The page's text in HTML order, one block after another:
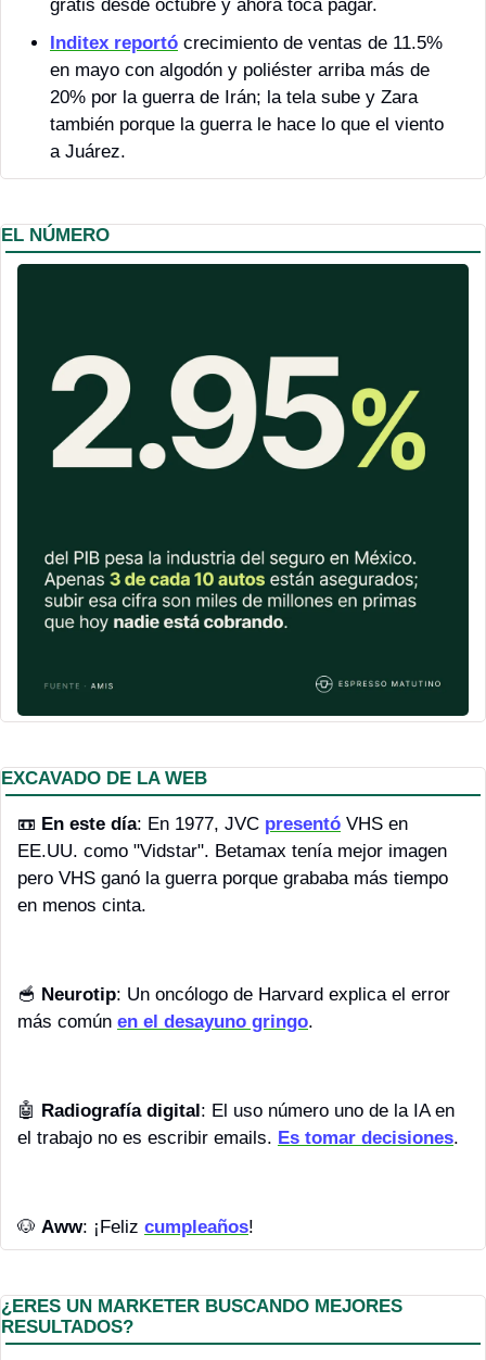
gratis desde octubre y ahora toca pagar.
Inditex reportó crecimiento de ventas de 11.5%
en mayo con algodón y poliéster arriba más de
20% por la guerra de Irán; la tela sube y Zara
también porque la guerra le hace lo que el viento
a Juárez.
EL NÚMERO
EXCAVADO DE LA WEB
📼 En este día: En 1977, JVC presentó VHS en
EE.UU. como "Vidstar". Betamax tenía mejor imagen
pero VHS ganó la guerra porque grababa más tiempo
en menos cinta.
🥣 Neurotip: Un oncólogo de Harvard explica el error
más común en el desayuno gringo.
🤖 Radiografía digital: El uso número uno de la IA en
el trabajo no es escribir emails. Es tomar decisiones.
🐶 Aww: ¡Feliz cumpleaños!
¿ERES UN MARKETER BUSCANDO MEJORES
RESULTADOS?